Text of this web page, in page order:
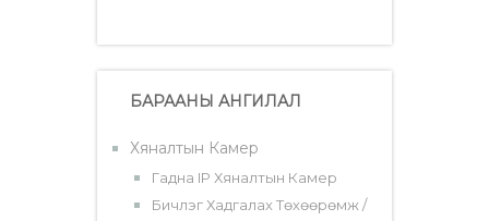
БАРААНЫ АНГИЛАЛ
Хяналтын Камер
Гадна IP Хяналтын Камер
Бичлэг Хадгалах Төхөөрөмж /